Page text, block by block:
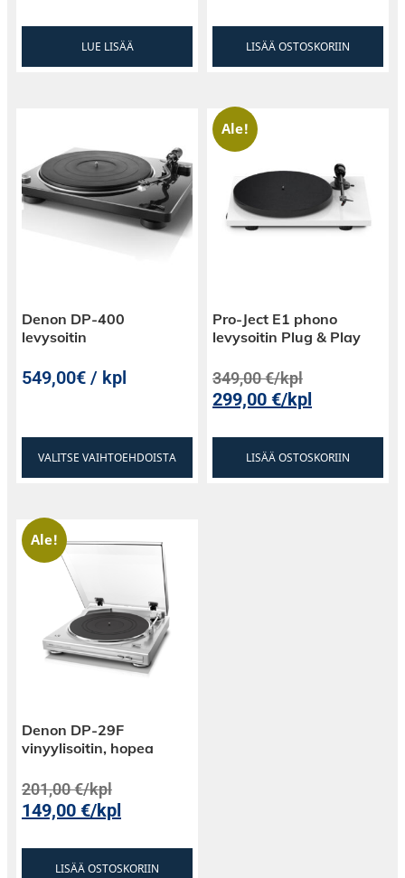
LUE LISÄÄ LISÄÄ OSTOSKORIIN
Denon DP-400
levysoitin
549,00€ / kpl
VALITSE VAIHTOEHDOISTA
Ale!
Pro-Ject E1 phono
levysoitin Plug & Play
349,00€/kpl
299,00€/kpl
LISÄÄ OSTOSKORIIN
Ale!
Denon DP-29F
vinyylisoitin, hopea
201,00€/kpl
149,00€/kpl
LISÄÄ OSTOSKORIIN